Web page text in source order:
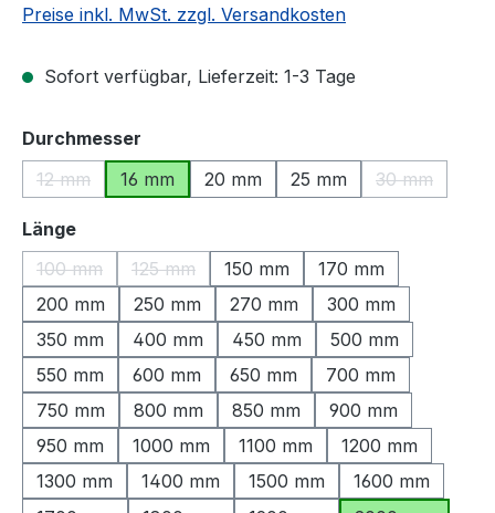
Preise inkl. MwSt. zzgl. Versandkosten
Sofort verfügbar, Lieferzeit: 1-3 Tage
Durchmesser
12 mm
(Diese Option ist zurzeit nicht verfügbar.)
16 mm 20 mm 25 mm 30 mm
(Diese
Längeauswählen
100 mm
(Diese Option ist zurzeit nicht verfügbar.)
125 mm
(Diese Option ist zurzeit nicht verfügbar.)
150 mm
170 mm
200 mm
250 mm 270 mm
300 mm
350 mm
400 mm 450 mm
500 mm
550 mm
600 mm 650 mm
700 mm
750 mm
800 mm 850 mm
900 mm
950 mm
1000 mm 1100 mm
1200 mm
1300 mm
1400 mm 1500 mm
1600 mm